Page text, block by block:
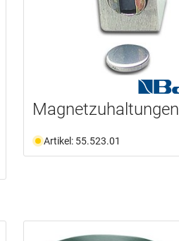
Magnetzuhaltungen
Artikel: 55.523.01